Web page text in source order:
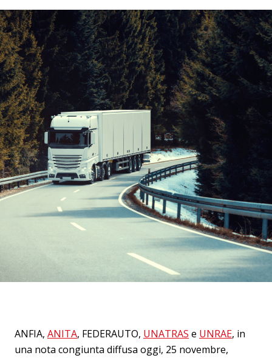
ANFIA, ANITA, FEDERAUTO, UNATRAS e UNRAE, in
una nota congiunta diffusa oggi, 25 novembre,